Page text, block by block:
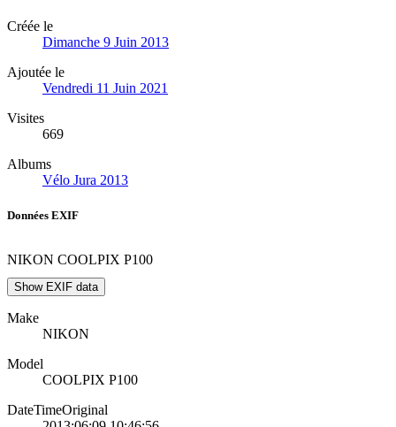
Créée le
Dimanche 9 Juin 2013
Ajoutée le
Vendredi 11 Juin 2021
Visites
669
Albums
Vélo Jura 2013
Données EXIF
NIKON COOLPIX P100
Show EXIF data
Make
NIKON
Model
COOLPIX P100
DateTimeOriginal